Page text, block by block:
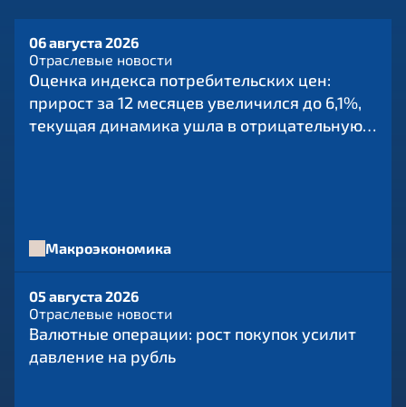
06 августа 2026
Отраслевые новости
Оценка индекса потребительских цен:
прирост за 12 месяцев увеличился до 6,1%,
текущая динамика ушла в отрицательную
Макроэкономика
05 августа 2026
Отраслевые новости
Валютные операции: рост покупок усилит
давление на рубль